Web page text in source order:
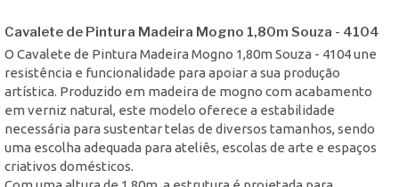
Cavalete de Pintura Madeira Mogno 1,80m Souza - 4104
O Cavalete de Pintura Madeira Mogno 1,80m Souza - 4104 une
resistência e funcionalidade para apoiar a sua produção
artística. Produzido em madeira de mogno com acabamento
em verniz natural, este modelo oferece a estabilidade
necessária para sustentar telas de diversos tamanhos, sendo
uma escolha adequada para ateliês, escolas de arte e espaços
criativos domésticos.